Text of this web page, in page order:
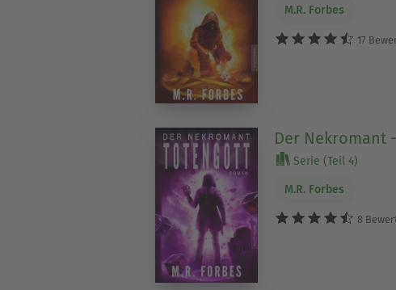
M.R. Forbes
17
Der Nekromant
Serie (Teil 4)
M.R. Forbes
8